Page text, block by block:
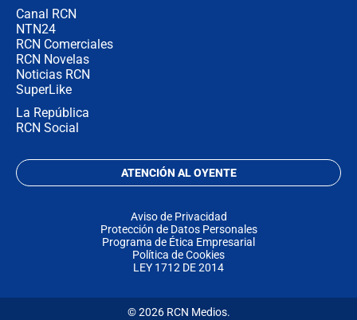
Canal RCN
NTN24
RCN Comerciales
RCN Novelas
Noticias RCN
SuperLike
La República
RCN Social
ATENCIÓN AL OYENTE
Aviso de Privacidad
Protección de Datos Personales
Programa de Ética Empresarial
Política de Cookies
LEY 1712 DE 2014
© 2026 RCN Medios.